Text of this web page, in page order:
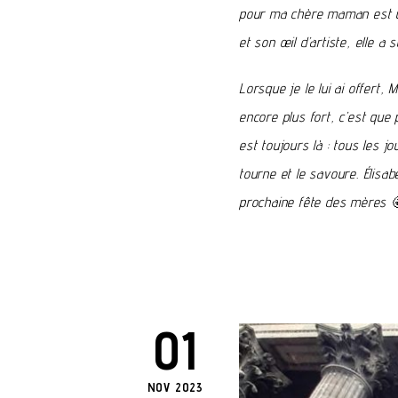
pour ma chère maman est
et son œil d’artiste, elle a
Lorsque je le lui ai offert,
encore plus fort, c’est que
est toujours là : tous les
tourne et le savoure.
prochaine fête des mères
01
NOV 2023